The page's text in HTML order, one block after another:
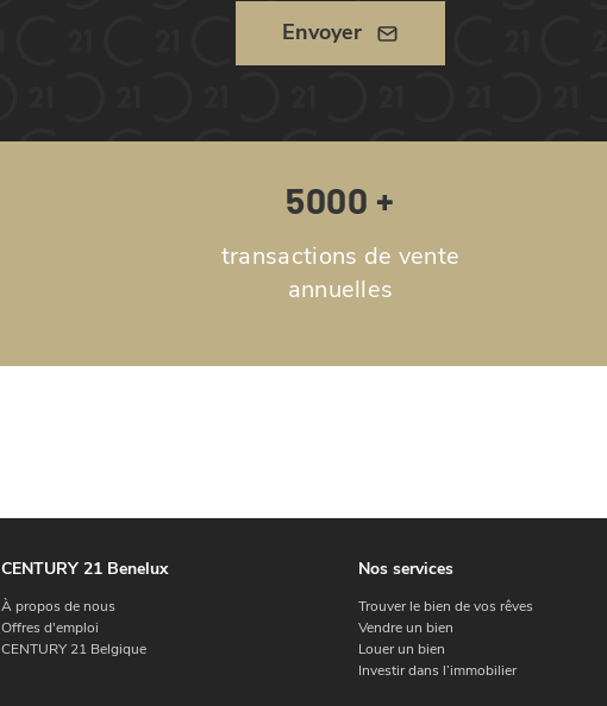
Envoyer
5000 +
transactions de vente
annuelles
CENTURY 21 Benelux
À propos de nous
Offres d'emploi
CENTURY 21 Belgique
Nos services
Trouver le bien de vos rêves
Vendre un bien
Louer un bien
Investir dans l’immobilier